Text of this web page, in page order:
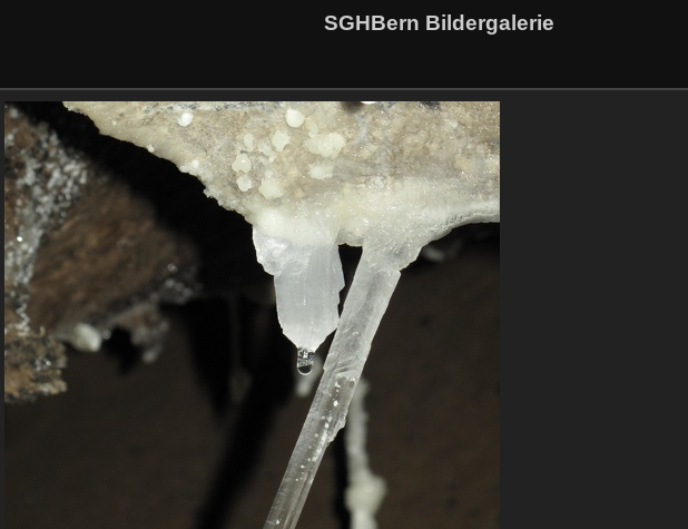
SGHBern Bildergalerie